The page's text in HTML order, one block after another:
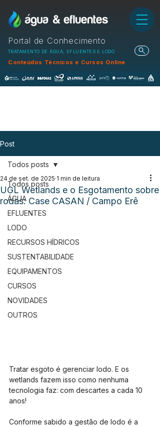
Portal de Conhecimento
TRATAMENTO DE ÁGUA, EFLUENTES E LODO
Conteúdos Técnicos e Cursos Online
Post
Todos posts
ÁGUA
EFLUENTES
LODO
RECURSOS HÍDRICOS
SUSTENTABILIDADE
EQUIPAMENTOS
CURSOS
NOVIDADES
OUTROS
Todos posts
UGL Wetlands e o Esgotamento sobre
rodas: Case CASAN / Campo Erê
24 de set. de 2025 1 min de leitura
Tratar esgoto é gerenciar lodo. E os
wetlands fazem isso como nenhuma
tecnologia faz: com descartes a cada 10
anos!
Conforme sabido a gestão de lodo é a